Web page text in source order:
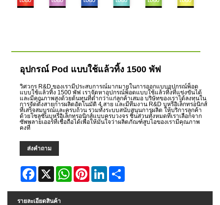
อุปกรณ์ Pod แบบใช้แล้วทิ้ง 1500 พัฟ
วิศวกร R&D ของเรามีประสบการณ์มากมายในการออกแบบอุปกรณ์พ็อด
แบบใช้แล้วทิ้ง 1500 พัฟ เราจัดหาอุปกรณ์พ็อดแบบใช้แล้วทิ้งที่แข่งขันได้
และมีคุณภาพสูงด้วยต้นทุนที่ต่ำกว่าแก่ลูกค้าเสมอ บริษัทของเราได้ลงทุนใน
การจัดตั้งสายการผลิตอัตโนมัติ 4 สาย และมีทีมงาน R&D บุหรี่อิเล็กทรอนิกส์
ที่เสร็จสมบูรณ์และครบถ้วน รวมทั้งระบบสนับสนุนการผลิต ให้บริการลูกค้า
ด้วยโซลูชั่นบุหรี่อิเล็กทรอนิกส์แบบครบวงจร ชิ้นส่วนทั้งหมดที่เราเลือกจาก
ซัพพลายเออร์ที่เชื่อถือได้เพื่อให้มั่นใจว่าผลิตภัณฑ์สูบไอของเรามีคุณภาพ
คงที่
ส่งคำถาม
Facebook WhatsAppPinterestLinkedIn
รายละเอียดสินค้า